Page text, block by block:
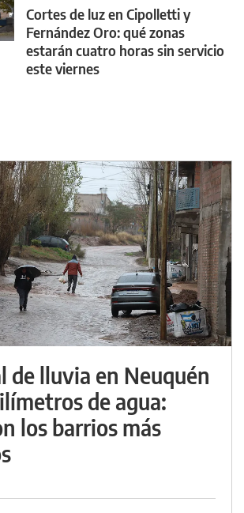
Cortes de luz en Cipolletti y
Fernández Oro: qué zonas
estarán cuatro horas sin servicio
este viernes
de lluvia en Neuquén
de agua:
los barrios más